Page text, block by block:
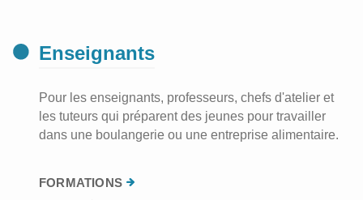
Enseignants
Pour les enseignants, professeurs, chefs d'atelier et
les tuteurs qui préparent des jeunes pour travailler
dans une boulangerie ou une entreprise alimentaire.
FORMATIONS